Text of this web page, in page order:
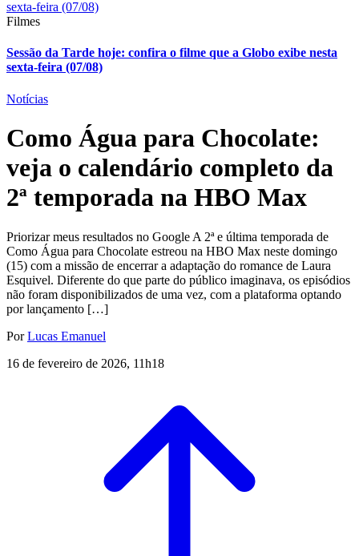
Filmes
Sessão da Tarde hoje: confira o filme que a Globo exibe nesta
sexta-feira (07/08)
Notícias
Como Água para Chocolate:
veja o calendário completo da
2ª temporada na HBO Max
Priorizar meus resultados no Google A 2ª e última temporada de
Como Água para Chocolate estreou na HBO Max neste domingo
(15) com a missão de encerrar a adaptação do romance de Laura
Esquivel. Diferente do que parte do público imaginava, os episódios
não foram disponibilizados de uma vez, com a plataforma optando
por lançamento […]
PorLucas Emanuel
16 de fevereiro de 2026, 11h18